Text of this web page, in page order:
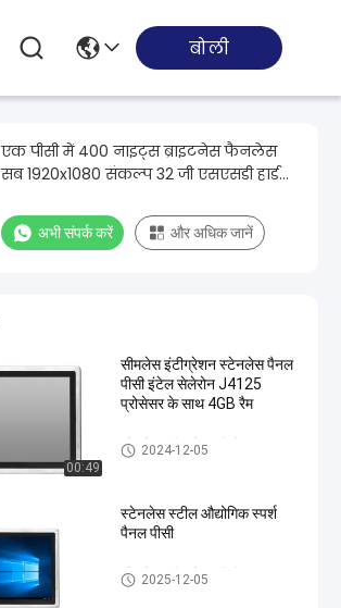
बोली
एक पीसी में 400 नाइट्स ब्राइटनेस फैनलेस
सब 1920x1080 संकल्प 32 जी एसएसडी हार्ड
अभी संपर्क करें और अधिक जानें
00:49
सीमलेस इंटीग्रेशन स्टेनलेस पैनल
पीसी इंटेल सेलेरोन J4125
प्रोसेसर के साथ 4GB रैम
स्टेनलेस स्टील पैनल पीसी
2024-12-05
स्टेनलेस स्टील औद्योगिक स्पर्श
पैनल पीसी
स्टेनलेस स्टील पैनल पीसी
2025-12-05